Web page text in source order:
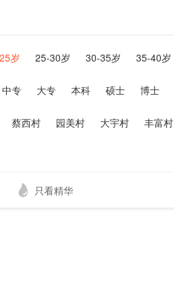
岁 25-30岁 30-35岁 35-40岁
中专 大专 本科 硕士 博士
蔡西村 园美村 大宇村 丰富村
只看精华